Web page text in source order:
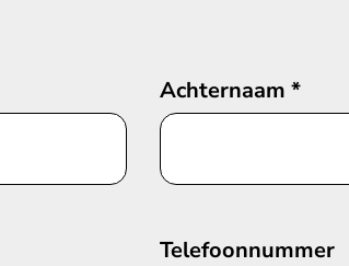
Achternaam *
Telefoonnummer